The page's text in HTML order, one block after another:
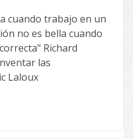
cuando trabajo en un
no es bella cuando
Richard
las
Laloux